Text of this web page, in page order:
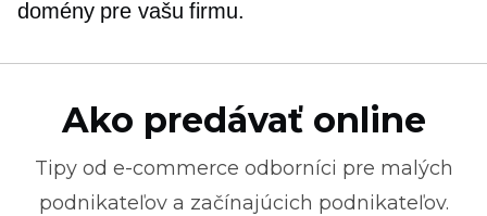
domény pre vašu firmu.
Ako predávať online
Tipy od e-commerce odborníci pre malých
podnikateľov a začínajúcich podnikateľov.